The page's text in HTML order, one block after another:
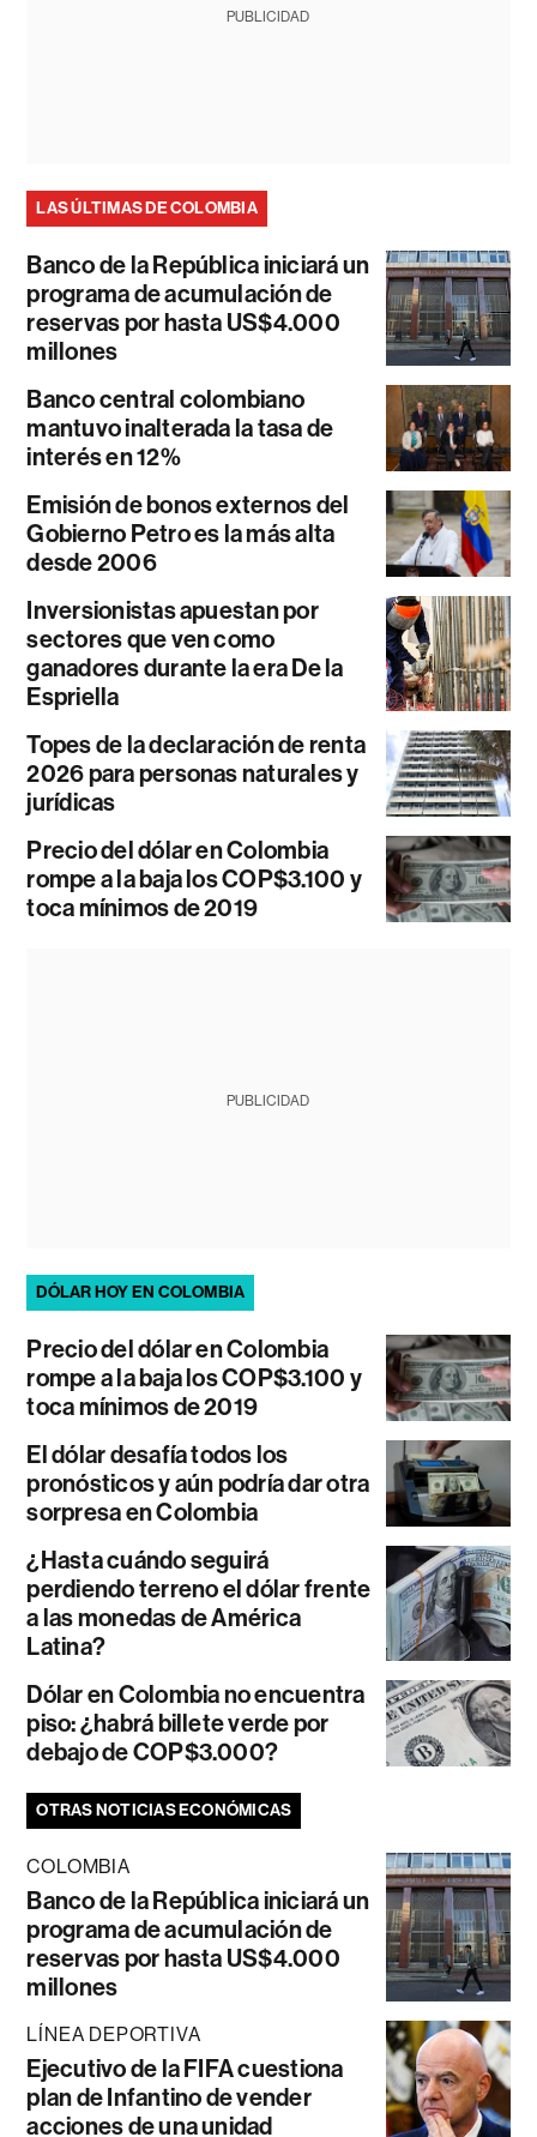
PUBLICIDAD
LAS ÚLTIMAS DE COLOMBIA
Banco de la República iniciará un
programa de acumulación de
reservas por hasta US$4.000
millones
Banco central colombiano
mantuvo inalterada la tasa de
interés en 12%
Emisión de bonos externos del
Gobierno Petro es la más alta
desde 2006
Inversionistas apuestan por
sectores que ven como
ganadores durante la era De la
Espriella
Topes de la declaración de renta
2026 para personas naturales y
jurídicas
Precio del dólar en Colombia
rompe a la baja los COP$3.100 y
toca mínimos de 2019
PUBLICIDAD
DÓLAR HOY EN COLOMBIA
Precio del dólar en Colombia
rompe a la baja los COP$3.100 y
toca mínimos de 2019
El dólar desafía todos los
pronósticos y aún podría dar otra
sorpresa en Colombia
¿Hasta cuándo seguirá
perdiendo terreno el dólar frente
a las monedas de América
Latina?
Dólar en Colombia no encuentra
piso: ¿habrá billete verde por
debajo de COP$3.000?
OTRAS NOTICIAS ECONÓMICAS
COLOMBIA
Banco de la República iniciará un
programa de acumulación de
reservas por hasta US$4.000
millones
LÍNEA DEPORTIVA
Ejecutivo de la FIFA cuestiona
plan de Infantino de vender
acciones de una unidad